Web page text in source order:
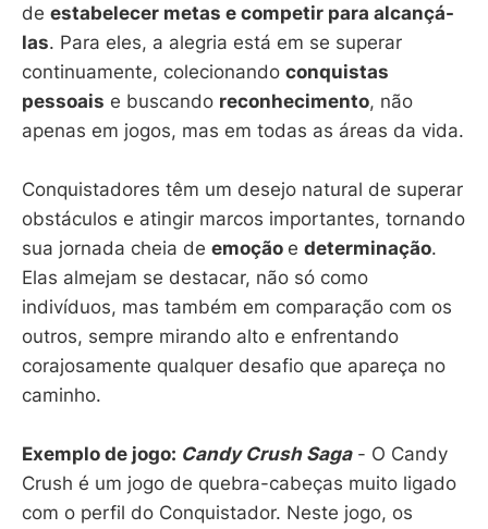
de estabelecer metas e competir para alcançá-
las. Para eles, a alegria está em se superar
continuamente, colecionando conquistas
pessoais e buscando reconhecimento, não
apenas em jogos, mas em todas as áreas da vida.
Conquistadores têm um desejo natural de superar
obstáculos e atingir marcos importantes, tornando
sua jornada cheia de emoção e determinação.
Elas almejam se destacar, não só como
indivíduos, mas também em comparação com os
outros, sempre mirando alto e enfrentando
corajosamente qualquer desafio que apareça no
caminho.
Exemplo de jogo: Candy Crush Saga- O Candy
Crush é um jogo de quebra-cabeças muito ligado
com o perfil do Conquistador. Neste jogo, os